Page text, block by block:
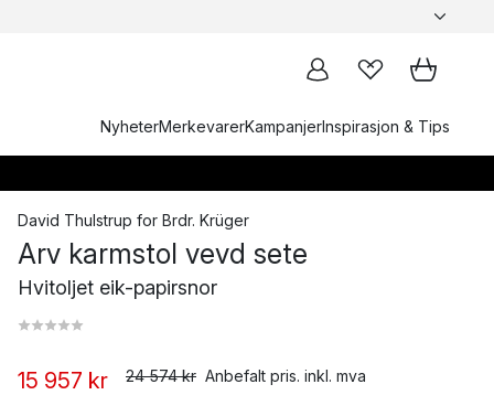
NyheterMerkevarerKampanjerInspirasjon & Tips
David Thulstrup for Brdr. Krüger
Arv karmstol vevd sete
Hvitoljet eik-papirsnor
15 957 kr 24 574 kr Anbefalt pris. inkl. mva